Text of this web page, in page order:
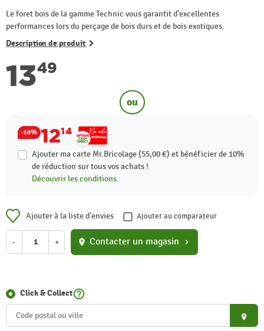
Le foret bois de la gamme Technic vous garantit d'excellentes
performances lors du perçage de bois durs et de bois exotiques.
Description de produit
1349
ou
-10% 1214
Ajouter ma carte Mr.Bricolage (55,00 €) et bénéficier de 10%
de réduction sur tous vos achats !
Découvrir les conditions.
Ajouter à la liste d'envies Ajouter au comparateur
- + location_on Contacter un magasin chevron_right
Click & Collecthelp_outline
place